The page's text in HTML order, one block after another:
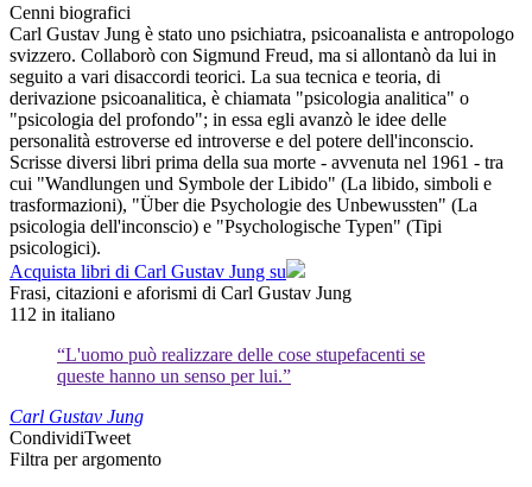
Cenni biografici
Carl Gustav Jung è stato uno psichiatra, psicoanalista e antropologo
svizzero. Collaborò con Sigmund Freud, ma si allontanò da lui in
seguito a vari disaccordi teorici. La sua tecnica e teoria, di
derivazione psicoanalitica, è chiamata "psicologia analitica" o
"psicologia del profondo"; in essa egli avanzò le idee delle
personalità estroverse ed introverse e del potere dell'inconscio.
Scrisse diversi libri prima della sua morte - avvenuta nel 1961 - tra
cui "Wandlungen und Symbole der Libido" (La libido, simboli e
trasformazioni), "Über die Psychologie des Unbewussten" (La
psicologia dell'inconscio) e "Psychologische Typen" (Tipi
psicologici).
Acquista libri di Carl Gustav Jung su
Frasi, citazioni e aforismi di Carl Gustav Jung
112 in italiano
“L'uomo può realizzare delle cose stupefacenti se
queste hanno un senso per lui.”
Carl Gustav Jung
CondividiTweet
Filtra per argomento